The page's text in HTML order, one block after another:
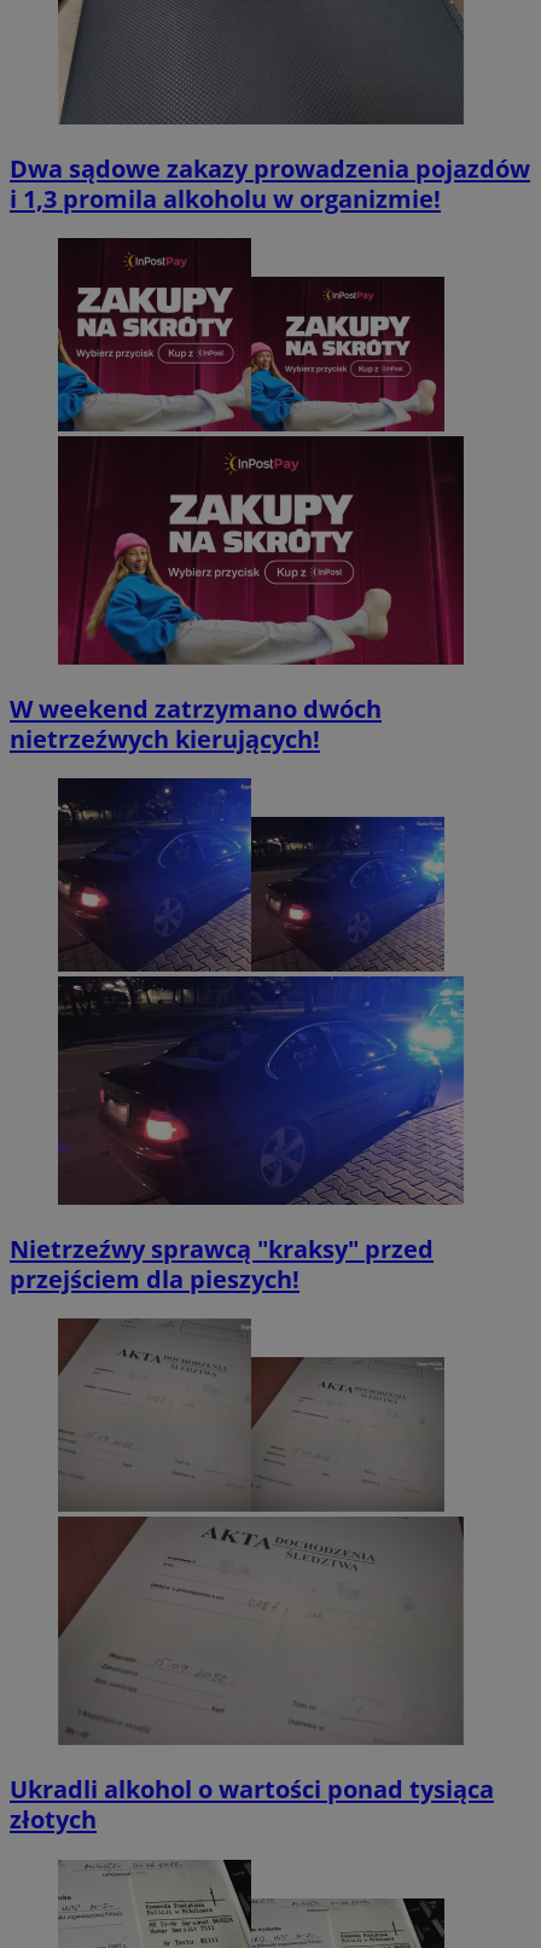
Dwa sądowe zakazy prowadzenia pojazdów
i 1,3 promila alkoholu w organizmie!
W weekend zatrzymano dwóch
nietrzeźwych kierujących!
Nietrzeźwy sprawcą "kraksy" przed
przejściem dla pieszych!
Ukradli alkohol o wartości ponad tysiąca
złotych